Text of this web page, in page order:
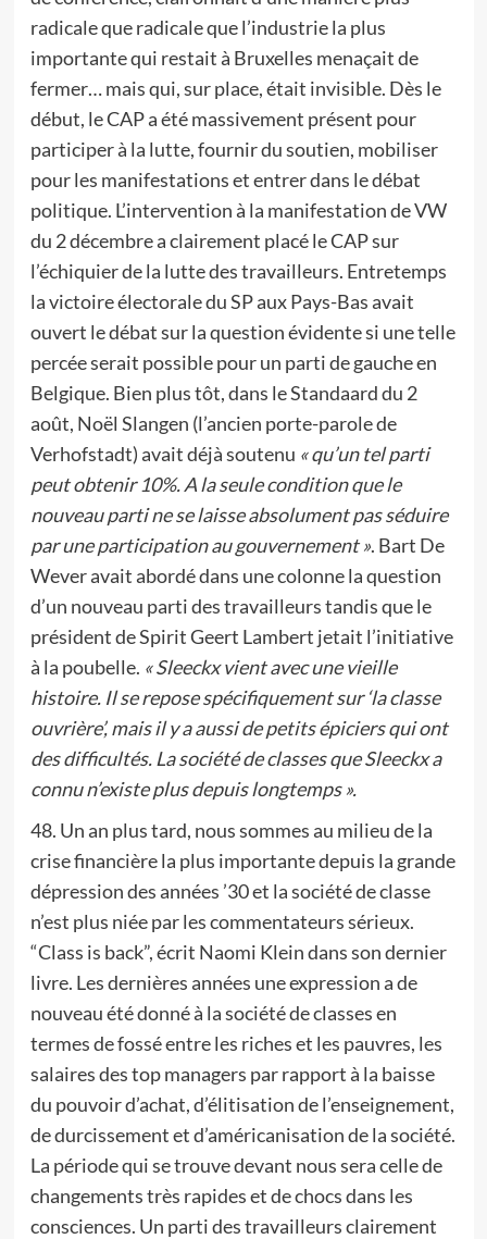
radicale que radicale que l’industrie la plus
importante qui restait à Bruxelles menaçait de
fermer… mais qui, sur place, était invisible. Dès le
début, le CAP a été massivement présent pour
participer à la lutte, fournir du soutien, mobiliser
pour les manifestations et entrer dans le débat
politique. L’intervention à la manifestation de VW
du 2 décembre a clairement placé le CAP sur
l’échiquier de la lutte des travailleurs. Entretemps
la victoire électorale du SP aux Pays-Bas avait
ouvert le débat sur la question évidente si une telle
percée serait possible pour un parti de gauche en
Belgique. Bien plus tôt, dans le Standaard du 2
août, Noël Slangen (l’ancien porte-parole de
Verhofstadt) avait déjà soutenu « qu’un tel parti
peut obtenir 10%. A la seule condition que le
nouveau parti ne se laisse absolument pas séduire
par une participation au gouvernement ». Bart De
Wever avait abordé dans une colonne la question
d’un nouveau parti des travailleurs tandis que le
président de Spirit Geert Lambert jetait l’initiative
à la poubelle. « Sleeckx vient avec une vieille
histoire. Il se repose spécifiquement sur ‘la classe
ouvrière’, mais il y a aussi de petits épiciers qui ont
des difficultés. La société de classes que Sleeckx a
connu n’existe plus depuis longtemps ».
48. Un an plus tard, nous sommes au milieu de la
crise financière la plus importante depuis la grande
dépression des années ’30 et la société de classe
n’est plus niée par les commentateurs sérieux.
“Class is back”, écrit Naomi Klein dans son dernier
livre. Les dernières années une expression a de
nouveau été donné à la société de classes en
termes de fossé entre les riches et les pauvres, les
salaires des top managers par rapport à la baisse
du pouvoir d’achat, d’élitisation de l’enseignement,
de durcissement et d’américanisation de la société.
La période qui se trouve devant nous sera celle de
changements très rapides et de chocs dans les
consciences. Un parti des travailleurs clairement